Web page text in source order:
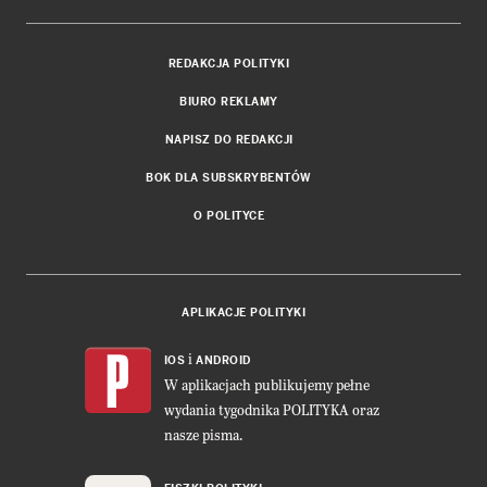
REDAKCJA POLITYKI
BIURO REKLAMY
NAPISZ DO REDAKCJI
BOK DLA SUBSKRYBENTÓW
O POLITYCE
APLIKACJE POLITYKI
IOS i ANDROID
W aplikacjach publikujemy pełne
wydania tygodnika POLITYKA oraz
nasze pisma.